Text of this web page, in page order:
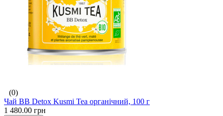
(0)
Чай BB Detox Kusmi Tea органічний, 100 г
1 480.00 грн